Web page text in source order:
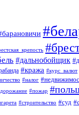
#дальнобойщик
#кража #курс_валют
#налог
#пожар
#строительство #суд